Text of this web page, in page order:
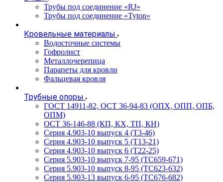
Трубы под соединение «RJ»
Трубы под соединение «Tyton»
Кровельные материалы
Водосточные системы
Гофролист
Металлочерепица
Парапеты для кровли
Фальцевая кровля
Трубные опоры
ГОСТ 14911-82, ОСТ 36-94-83 (ОПХ, ОПП, ОПБ,
ОПМ)
ОСТ 36-146-88 (КП, КХ, ТП, КН)
Серия 4.903-10 выпуск 4 (Т3-46)
Серия 4.903-10 выпуск 5 (Т13-21)
Серия 4.903-10 выпуск 6 (Т22-25)
Серия 5.903-10 выпуск 7-95 (ТС659-671)
Серия 5.903-10 выпуск 8-95 (ТС623-632)
Серия 5.903-13 выпуск 6-95 (ТС676-682)